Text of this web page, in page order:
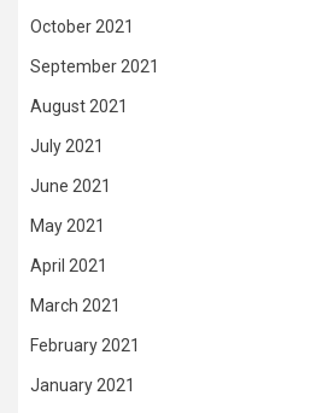
October 2021
September 2021
August 2021
July 2021
June 2021
May 2021
April 2021
March 2021
February 2021
January 2021